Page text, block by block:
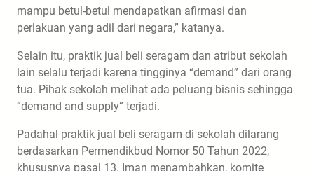
mampu betul-betul mendapatkan afirmasi dan
perlakuan yang adil dari negara,” katanya.
Selain itu, praktik jual beli seragam dan atribut sekolah
lain selalu terjadi karena tingginya “demand” dari orang
tua. Pihak sekolah melihat ada peluang bisnis sehingga
“demand and supply” terjadi.
Padahal praktik jual beli seragam di sekolah dilarang
berdasarkan Permendikbud Nomor 50 Tahun 2022,
khususnya pasal 13. Iman menambahkan, komite